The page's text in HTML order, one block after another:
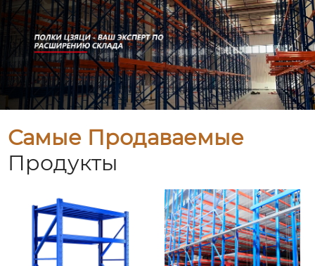
Самые Продаваемые
Продукты